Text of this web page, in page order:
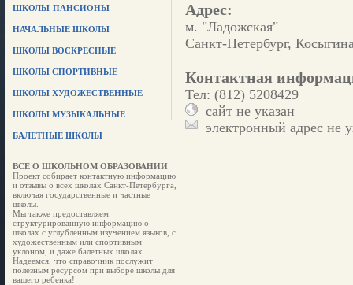
ШКОЛЫ-ПАНСИОНЫ
НАЧАЛЬНЫЕ ШКОЛЫ
ШКОЛЫ ВОСКРЕСНЫЕ
ШКОЛЫ СПОРТИВНЫЕ
ШКОЛЫ ХУДОЖЕСТВЕННЫЕ
ШКОЛЫ МУЗЫКАЛЬНЫЕ
БАЛЕТНЫЕ ШКОЛЫ
ВСЕ О ШКОЛЬНОМ ОБРАЗОВАНИИ
Проект собирает контактную информацию
и отзывы о всех школах Санкт-Петербурга,
включая государственные и частные
школы.
Мы также предоставляем
структурированную информацию о
школах с углубленным изучением языков, с
художественным или спортивным
уклоном, и даже балетных школах.
Надеемся, что справочник послужит
полезным ресурсом при выборе школы для
вашего ребенка!
Адрес:
м. "Ладожская"
Санкт-Петербург,
Контактная
Тел: (812) 5208429
сайт не указан
электронный адрес не